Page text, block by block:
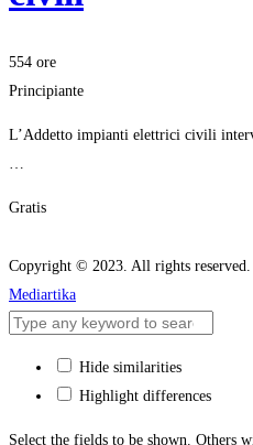
554 ore
Principiante
L’Addetto impianti elettrici civili
…
Gratis
Copyright © 2023. All rights
Mediartika
Hide similarities
Highlight differences
Select the fields to be shown. Others